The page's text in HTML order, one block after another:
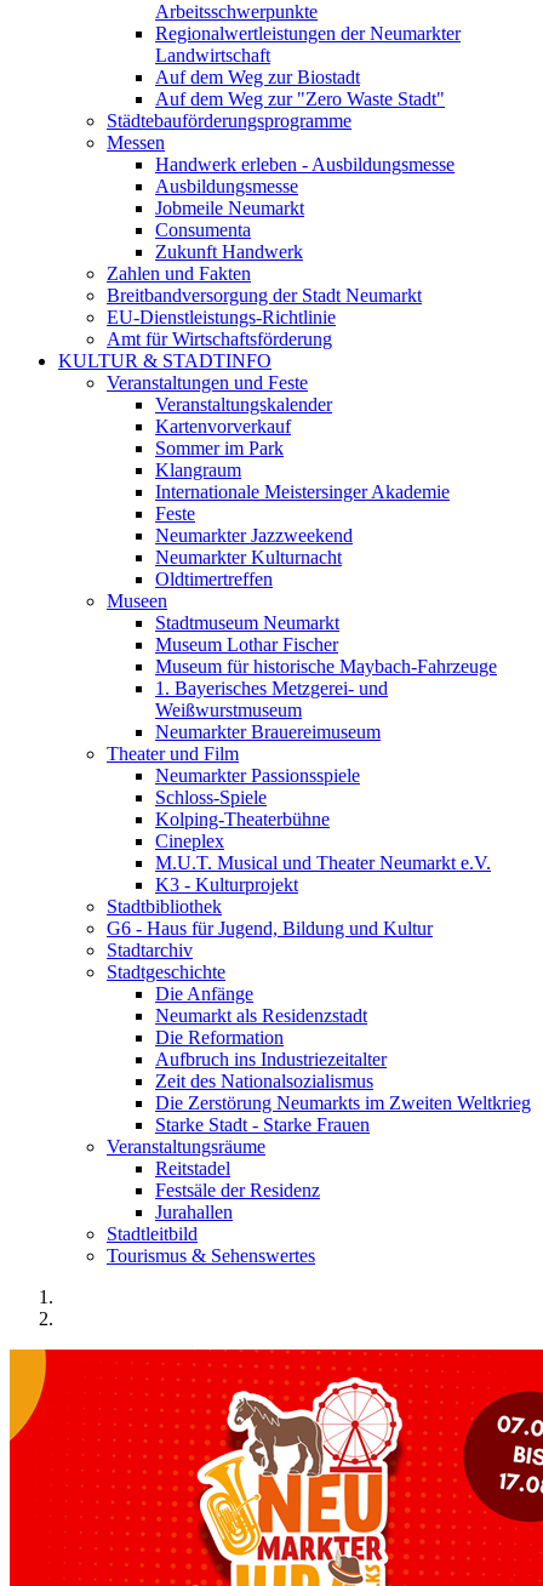
Arbeitsschwerpunkte
Regionalwertleistungen der Neumarkter
Landwirtschaft
Auf dem Weg zur Biostadt
Auf dem Weg zur "Zero Waste Stadt"
Städtebauförderungsprogramme
Messen
Handwerk erleben - Ausbildungsmesse
Ausbildungsmesse
Jobmeile Neumarkt
Consumenta
Zukunft Handwerk
Zahlen und Fakten
Breitbandversorgung der Stadt Neumarkt
EU-Dienstleistungs-Richtlinie
Amt für Wirtschaftsförderung
KULTUR & STADTINFO
Veranstaltungen und Feste
Veranstaltungskalender
Kartenvorverkauf
Sommer im Park
Klangraum
Internationale Meistersinger Akademie
Feste
Neumarkter Jazzweekend
Neumarkter Kulturnacht
Oldtimertreffen
Museen
Stadtmuseum Neumarkt
Museum Lothar Fischer
Museum für historische Maybach-Fahrzeuge
1. Bayerisches Metzgerei- und
Weißwurstmuseum
Neumarkter Brauereimuseum
Theater und Film
Neumarkter Passionsspiele
Schloss-Spiele
Kolping-Theaterbühne
Cineplex
M.U.T. Musical und Theater Neumarkt e.V.
K3 - Kulturprojekt
Stadtbibliothek
G6 - Haus für Jugend, Bildung und Kultur
Stadtarchiv
Stadtgeschichte
Die Anfänge
Neumarkt als Residenzstadt
Die Reformation
Aufbruch ins Industriezeitalter
Zeit des Nationalsozialismus
Die Zerstörung Neumarkts im Zweiten Weltkrieg
Starke Stadt - Starke Frauen
Veranstaltungsräume
Reitstadel
Festsäle der Residenz
Jurahallen
Stadtleitbild
Tourismus & Sehenswertes